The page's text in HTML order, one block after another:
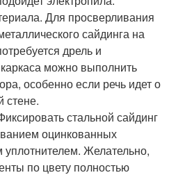
Для просверливания
сайдинга на
дрель и
можно выполнить
особенно если речь идет о
стене.
стальной сайдинг
оцинкованных
Желательно,
по цвету полностью